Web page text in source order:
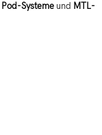
Pod-Systeme und MTL-